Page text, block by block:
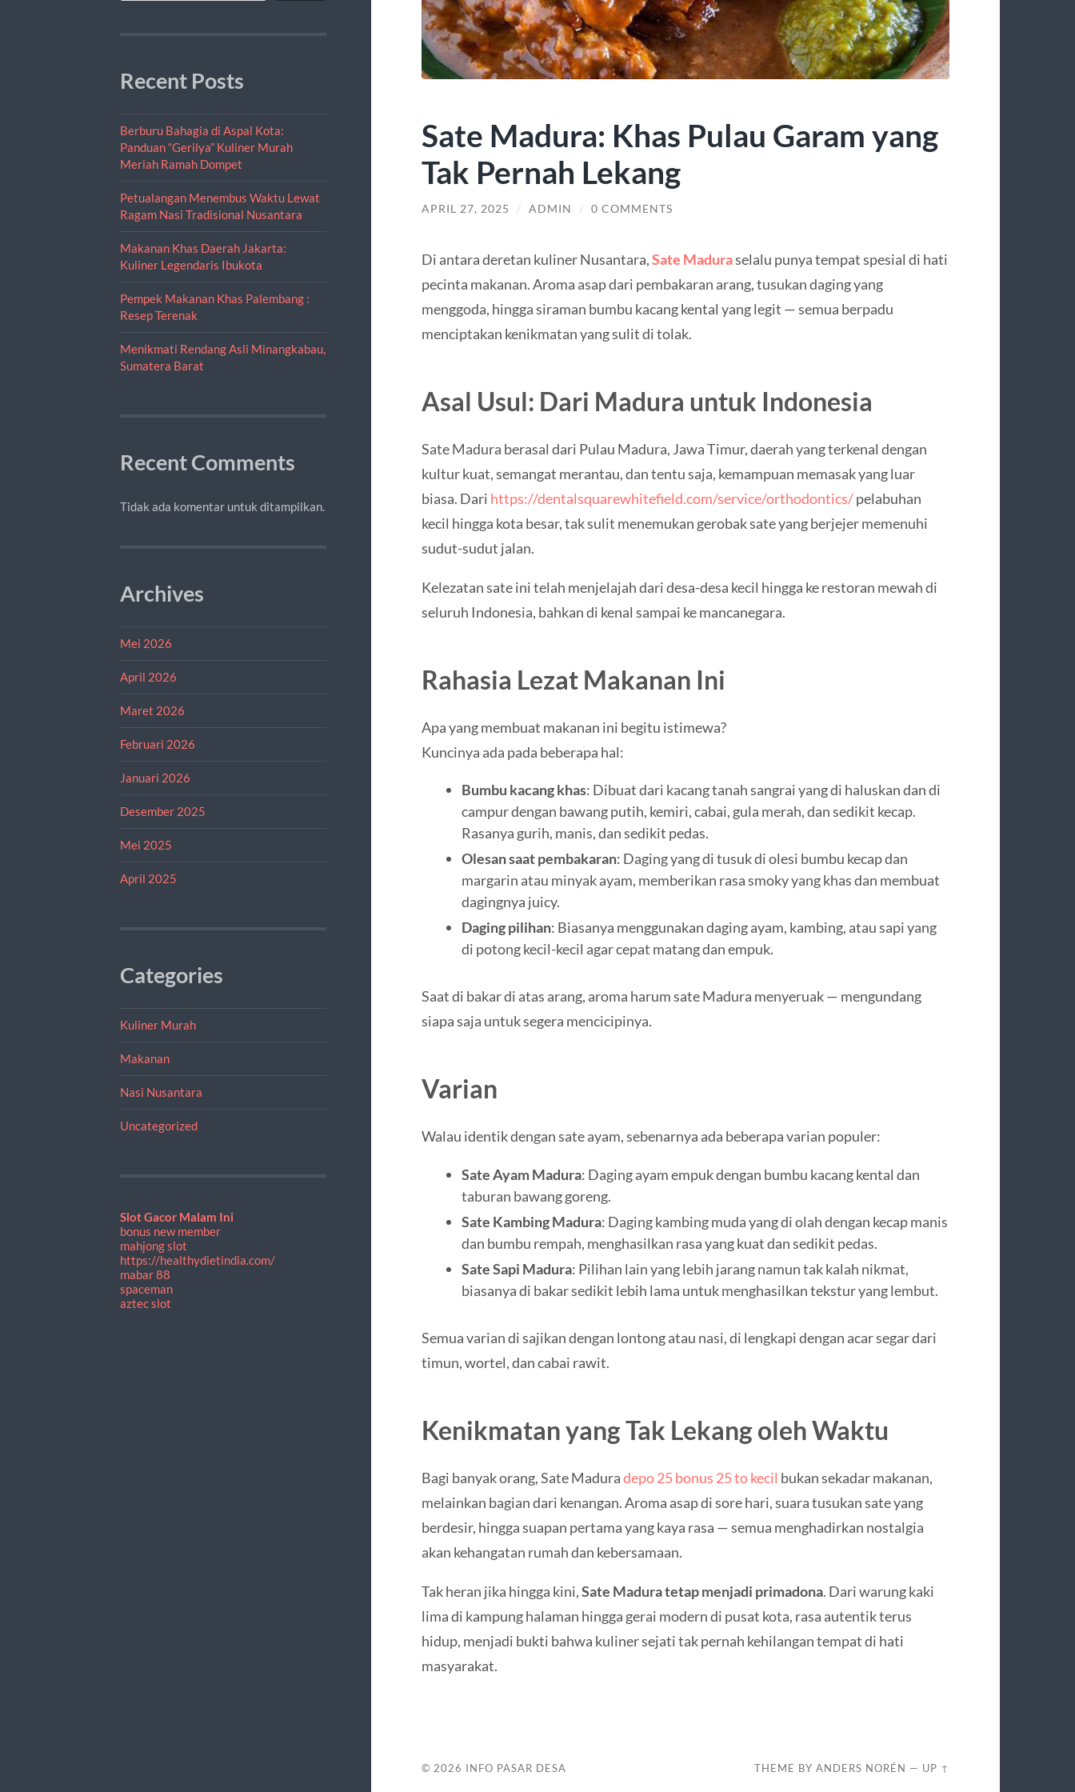
Recent Posts
Berburu Bahagia di Aspal Kota:
Panduan “Gerilya” Kuliner Murah
Meriah Ramah Dompet
Petualangan Menembus Waktu Lewat
Ragam Nasi Tradisional Nusantara
Makanan Khas Daerah Jakarta:
Kuliner Legendaris Ibukota
Pempek Makanan Khas Palembang :
Resep Terenak
Menikmati Rendang Asli Minangkabau,
Sumatera Barat
Recent Comments
Tidak ada komentar untuk ditampilkan.
Archives
Mei 2026
April 2026
Maret 2026
Februari 2026
Januari 2026
Desember 2025
Mei 2025
April 2025
Categories
Kuliner Murah
Makanan
Nasi Nusantara
Uncategorized
Slot Gacor Malam Ini
bonus new member
mahjong slot
https://healthydietindia.com/
mabar 88
spaceman
aztec slot
Sate Madura: Khas Pulau Garam yang
Tak Pernah Lekang
APRIL 27, 2025 / ADMIN / 0 COMMENTS
Di antara deretan kuliner Nusantara,Sate Maduraselalu punya tempat spesial di hati
pecinta makanan. Aroma asap dari pembakaran arang, tusukan daging yang
menggoda, hingga siraman bumbu kacang kental yang legit — semua berpadu
menciptakan kenikmatan yang sulit di tolak.
Asal Usul: Dari Madura untuk Indonesia
Sate Madura berasal dari Pulau Madura, Jawa Timur, daerah yang terkenal dengan
kultur kuat, semangat merantau, dan tentu saja, kemampuan memasak yang luar
biasa. Dari https://dentalsquarewhitefield.com/service/orthodontics/pelabuhan
kecil hingga kota besar, tak sulit menemukan gerobak sate yang berjejer memenuhi
sudut-sudut jalan.
Kelezatan sate ini telah menjelajah dari desa-desa kecil hingga ke restoran mewah di
seluruh Indonesia, bahkan di kenal sampai ke mancanegara.
Rahasia Lezat Makanan Ini
Apa yang membuat makanan ini begitu istimewa?
Kuncinya ada pada beberapa hal:
Bumbu kacang khas: Dibuat dari kacang tanah sangrai yang di haluskan dan di
campur dengan bawang putih, kemiri, cabai, gula merah, dan sedikit kecap.
Rasanya gurih, manis, dan sedikit pedas.
Olesan saat pembakaran: Daging yang di tusuk di olesi bumbu kecap dan
margarin atau minyak ayam, memberikan rasa smoky yang khas dan membuat
dagingnya juicy.
Daging pilihan: Biasanya menggunakan daging ayam, kambing, atau sapi yang
di potong kecil-kecil agar cepat matang dan empuk.
Saat di bakar di atas arang, aroma harum sate Madura menyeruak — mengundang
siapa saja untuk segera mencicipinya.
Varian
Walau identik dengan sate ayam, sebenarnya ada beberapa varian populer:
Sate Ayam Madura: Daging ayam empuk dengan bumbu kacang kental dan
taburan bawang goreng.
Sate Kambing Madura: Daging kambing muda yang di olah dengan kecap manis
dan bumbu rempah, menghasilkan rasa yang kuat dan sedikit pedas.
Sate Sapi Madura: Pilihan lain yang lebih jarang namun tak kalah nikmat,
biasanya di bakar sedikit lebih lama untuk menghasilkan tekstur yang lembut.
Semua varian di sajikan dengan lontong atau nasi, di lengkapi dengan acar segar dari
timun, wortel, dan cabai rawit.
Kenikmatan yang Tak Lekang oleh Waktu
Bagi banyak orang, Sate Maduradepo 25 bonus 25 to kecil bukan sekadar makanan,
melainkan bagian dari kenangan. Aroma asap di sore hari, suara tusukan sate yang
berdesir, hingga suapan pertama yang kaya rasa — semua menghadirkan nostalgia
akan kehangatan rumah dan kebersamaan.
Tak heran jika hingga kini,Sate Madura tetap menjadi primadona. Dari warung kaki
lima di kampung halaman hingga gerai modern di pusat kota, rasa autentik terus
hidup, menjadi bukti bahwa kuliner sejati tak pernah kehilangan tempat di hati
masyarakat.
© 2026 INFO PASAR DESA THEME BYANDERS NORÉN — UP ↑